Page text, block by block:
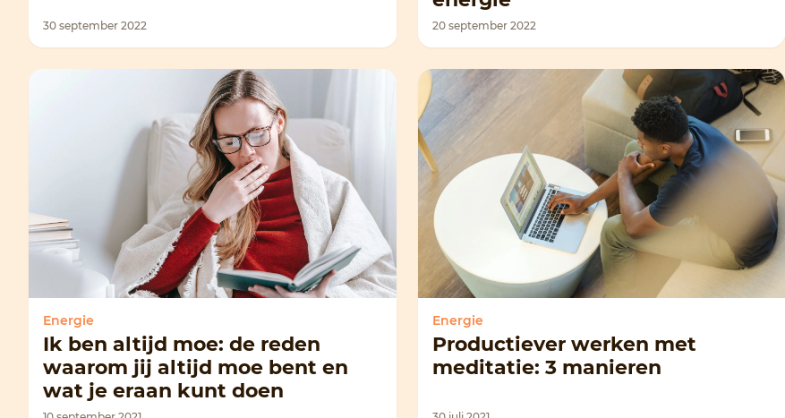
30 september 2022 20 september 2022
Energie
Ik ben altijd moe: de reden
waarom jij altijd moe bent en
wat je eraan kunt doen
Energie
Productiever werken met
meditatie: 3 manieren